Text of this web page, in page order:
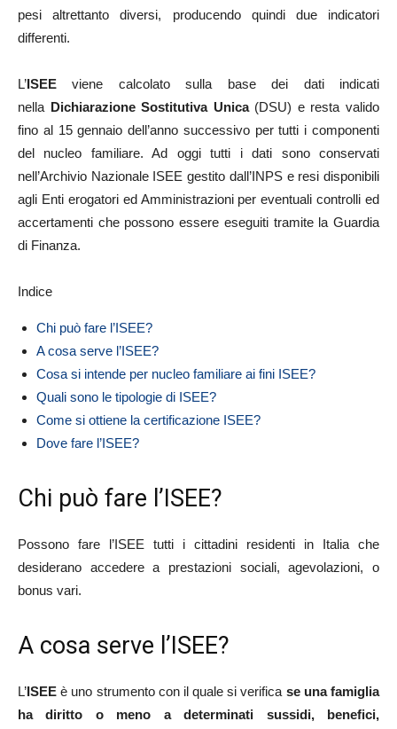
pesi altrettanto diversi, producendo quindi due indicatori
differenti.
L’ISEE viene calcolato sulla base dei dati indicati
nella Dichiarazione Sostitutiva Unica (DSU) e resta valido
fino al 15 gennaio dell’anno successivo per tutti i componenti
del nucleo familiare. Ad oggi tutti i dati sono conservati
nell’Archivio Nazionale ISEE gestito dall’INPS e resi disponibili
agli Enti erogatori ed Amministrazioni per eventuali controlli ed
accertamenti che possono essere eseguiti tramite la Guardia
di Finanza.
Indice
Chi può fare l’ISEE?
A cosa serve l’ISEE?
Cosa si intende per nucleo familiare ai fini ISEE?
Quali sono le tipologie di ISEE?
Come si ottiene la certificazione ISEE?
Dove fare l’ISEE?
Chi può fare l’ISEE?
Possono fare l’ISEE tutti i cittadini residenti in Italia che
desiderano accedere a prestazioni sociali, agevolazioni, o
bonus vari.
A cosa serve l’ISEE?
L’ISEE è uno strumento con il quale si verifica se una famiglia
ha diritto o meno a determinati sussidi, benefici,